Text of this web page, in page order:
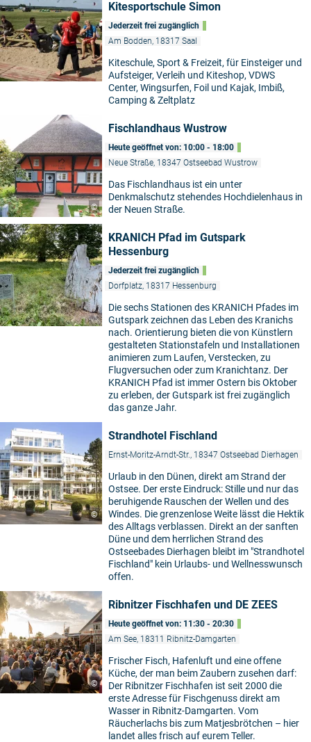
Kitesportschule Simon
Jederzeit frei zugänglich
Am Bodden, 18317 Saal
Kiteschule, Sport & Freizeit, für Einsteiger und
Aufsteiger, Verleih und Kiteshop, VDWS
Center, Wingsurfen, Foil und Kajak, Imbiß,
Camping & Zeltplatz
©
Fischlandhaus Wustrow
Heute geöffnet von: 10:00 - 18:00
Neue Straße, 18347 Ostseebad Wustrow
Das Fischlandhaus ist ein unter
Denkmalschutz stehendes Hochdielenhaus in
der Neuen Straße.
KRANICH Pfad im Gutspark
Hessenburg
Jederzeit frei zugänglich
Dorfplatz, 18317 Hessenburg
Die sechs Stationen des KRANICH Pfades im
Gutspark zeichnen das Leben des Kranichs
nach. Orientierung bieten die von Künstlern
gestalteten Stationstafeln und Installationen
animieren zum Laufen, Verstecken, zu
Flugversuchen oder zum Kranichtanz. Der
KRANICH Pfad ist immer Ostern bis Oktober
zu erleben, der Gutspark ist frei zugänglich
das ganze Jahr.
©
Strandhotel Fischland
Ernst-Moritz-Arndt-Str., 18347 Ostseebad Dierhagen
Urlaub in den Dünen, direkt am Strand der
Ostsee. Der erste Eindruck: Stille und nur das
beruhigende Rauschen der Wellen und des
Windes. Die grenzenlose Weite lässt die Hektik
des Alltags verblassen. Direkt an der sanften
Düne und dem herrlichen Strand des
Ostseebades Dierhagen bleibt im "Strandhotel
Fischland" kein Urlaubs- und Wellnesswunsch
offen.
©
Ribnitzer Fischhafen und DE ZEES
Heute geöffnet von: 11:30 - 20:30
Am See, 18311 Ribnitz-Damgarten
Frischer Fisch, Hafenluft und eine offene
Küche, der man beim Zaubern zusehen darf:
Der Ribnitzer Fischhafen ist seit 2000 die
erste Adresse für Fischgenuss direkt am
Wasser in Ribnitz-Damgarten. Vom
Räucherlachs bis zum Matjesbrötchen – hier
landet alles frisch auf eurem Teller.